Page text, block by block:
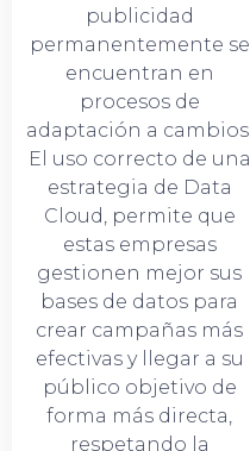
publicidad
permanentemente se
encuentran en
procesos de
adaptación a cambios.
El uso correcto de una
estrategia de Data
Cloud, permite que
estas empresas
gestionen mejor sus
bases de datos para
crear campañas más
efectivas y llegar a su
público objetivo de
forma más directa,
respetando la